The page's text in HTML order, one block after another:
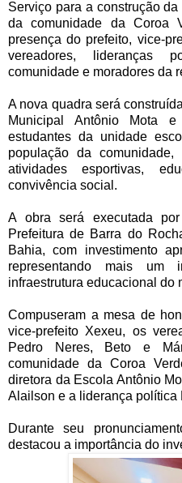
Serviço para a construção
da comunidade da Coroa
presença do prefeito, vice-
vereadores, lideranças
comunidade e moradores da
A nova quadra será
Municipal Antônio Mota e
estudantes da unidade
população da
atividades esportivas,
convivência social.
A obra será executada
Prefeitura de Barra do
Bahia, com investimento
representando mais um
infraestrutura educacional do
Compuseram a mesa de
vice-prefeito Xexeu, os
Pedro Neres, Beto e
comunidade da Coroa
diretora da Escola Antônio
Alailson e a liderança política
Durante seu
destacou a importância do